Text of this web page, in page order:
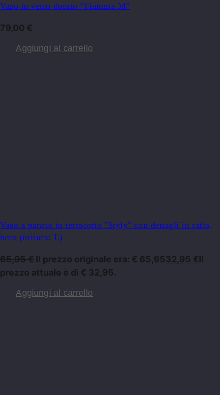
Vaso in vetro dorato “Fiamma M”
79,00 €
Aggiungi al carrello
Vaso a pancia in terracotta "Styly" con dettagli in rafia,
nero (misura: L)
65,95€ Il prezzo originale era: € 65,9532,95 €Il
prezzo attuale è di € 32,95.
Aggiungi al carrello